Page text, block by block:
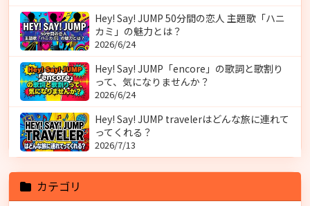
Hey! Say! JUMP 50分間の恋人 主題歌「ハニ
カミ」の魅力とは？
2026/6/24
Hey! Say! JUMP「encore」の歌詞と歌割り
って、気になりませんか？
2026/6/24
Hey! Say! JUMP travelerはどんな旅に連れて
ってくれる？
2026/7/13
カテゴリ